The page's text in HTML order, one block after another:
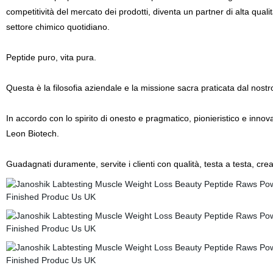
competitività del mercato dei prodotti, diventa un partner di alta
settore chimico quotidiano.
Peptide puro, vita pura.
Questa è la filosofia aziendale e la missione sacra praticata dal
In accordo con lo spirito di onesto e pragmatico, pionieristico e
Leon Biotech.
Guadagnati duramente, servite i clienti con qualità, testa a testa,